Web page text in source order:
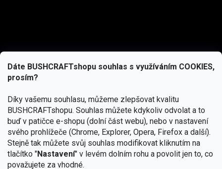
Dáte BUSHCRAFTshopu souhlas s využíváním COOKIES,
prosím?
Díky vašemu souhlasu, můžeme zlepšovat kvalitu
BUSHCRAFTshopu. Souhlas můžete kdykoliv odvolat a to
buď v patičce e-shopu (dolní část webu), nebo v nastavení
svého prohlížeče (Chrome, Explorer, Opera, Firefox a další).
Stejně tak můžete svůj souhlas modifikovat kliknutím na
tlačítko "Nastavení" v levém dolním rohu a povolit jen to, co
považujete za vhodné.